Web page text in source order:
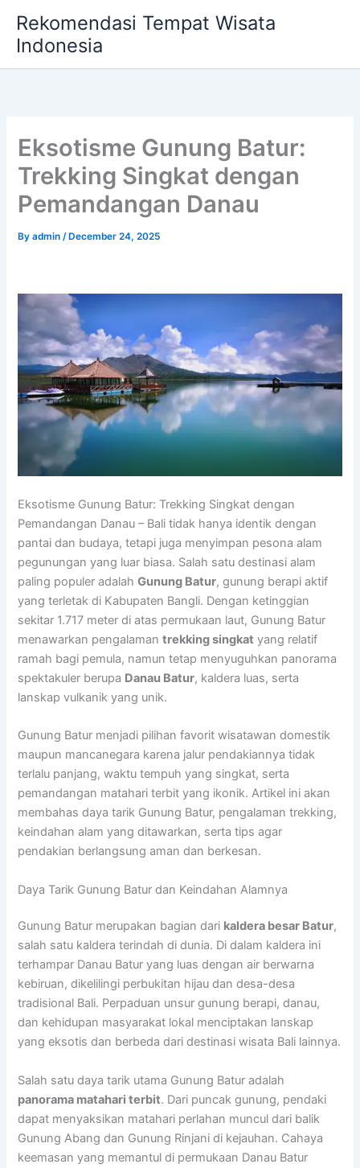
content
Rekomendasi Tempat Wisata
Indonesia
Eksotisme Gunung Batur:
Trekking Singkat dengan
Pemandangan Danau
Byadmin/ December 24, 2025
Eksotisme Gunung Batur: Trekking Singkat dengan
Pemandangan Danau – Bali tidak hanya identik dengan
pantai dan budaya, tetapi juga menyimpan pesona alam
pegunungan yang luar biasa. Salah satu destinasi alam
paling populer adalahGunung Batur, gunung berapi aktif
yang terletak di Kabupaten Bangli. Dengan ketinggian
sekitar 1.717 meter di atas permukaan laut, Gunung Batur
menawarkan pengalamantrekking singkat yang relatif
ramah bagi pemula, namun tetap menyuguhkan panorama
spektakuler berupa Danau Batur, kaldera luas, serta
lanskap vulkanik yang unik.
Gunung Batur menjadi pilihan favorit wisatawan domestik
maupun mancanegara karena jalur pendakiannya tidak
terlalu panjang, waktu tempuh yang singkat, serta
pemandangan matahari terbit yang ikonik. Artikel ini akan
membahas daya tarik Gunung Batur, pengalaman trekking,
keindahan alam yang ditawarkan, serta tips agar
pendakian berlangsung aman dan berkesan.
Daya Tarik Gunung Batur dan Keindahan Alamnya
Gunung Batur merupakan bagian dari kaldera besar Batur,
salah satu kaldera terindah di dunia. Di dalam kaldera ini
terhampar Danau Batur yang luas dengan air berwarna
kebiruan, dikelilingi perbukitan hijau dan desa-desa
tradisional Bali. Perpaduan unsur gunung berapi, danau,
dan kehidupan masyarakat lokal menciptakan lanskap
yang eksotis dan berbeda dari destinasi wisata Bali lainnya.
Salah satu daya tarik utama Gunung Batur adalah
panorama matahari terbit. Dari puncak gunung, pendaki
dapat menyaksikan matahari perlahan muncul dari balik
Gunung Abang dan Gunung Rinjani di kejauhan. Cahaya
keemasan yang memantul di permukaan Danau Batur